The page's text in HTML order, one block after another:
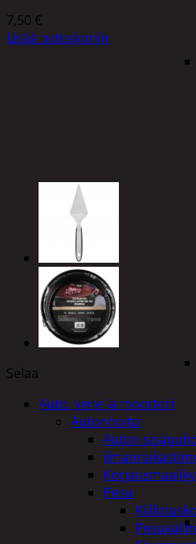
7,50 €
Lisää ostoskoriin
Selaa
Auto, vene ja moottori
Autonhoito
Auton
Pesu